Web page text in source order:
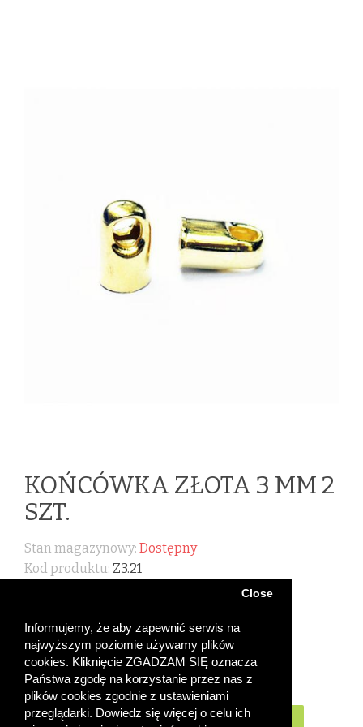
Informujemy, że aby zapewnić serwis na
najwyższym poziomie używamy plików
cookies. Kliknięcie ZGADZAM SIĘ oznacza
Państwa zgodę na korzystanie przez nas z
plików cookies zgodnie z ustawieniami
przeglądarki. Dowiedz się więcej o celu ich
Close
KOŃCÓWKA ZŁOTA 3 MM 2
SZT.
Stan magazynowy: Dostępny
Kod produktu: Z3.21
Ilość